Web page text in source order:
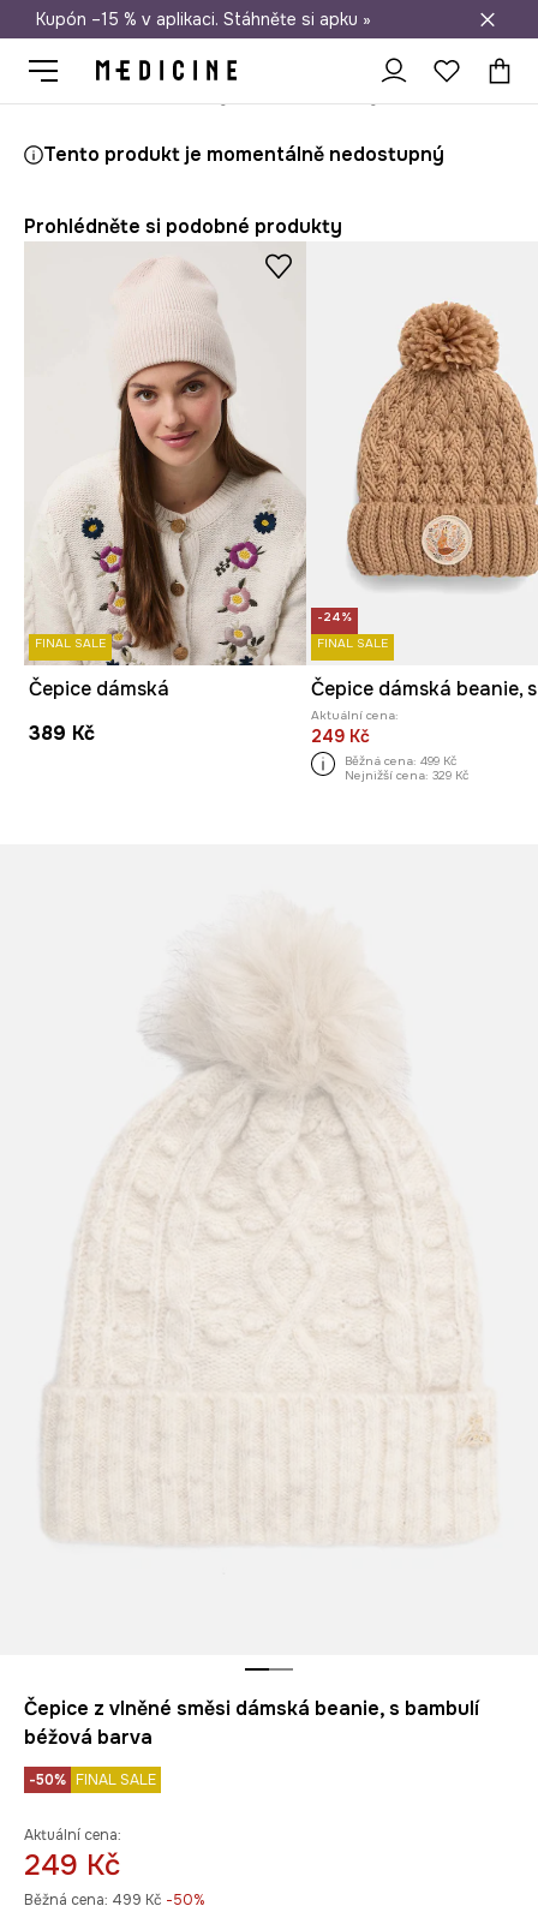
Doprava zdarma při nákupu nad 1 200 Kč
Kupón –15 % v aplikaci. Stáhněte si apku »
Tento produkt je momentálně nedostupný
Prohlédněte si podobné produkty
FINAL SALE
Čepice dámská
389 Kč
-24%
FINAL SALE
Aktuální cena:
249 Kč
Běžná cena: 499 Kč
Nejnižší cena: 329 Kč
Čepice z vlněné směsi dámská beanie, s bambulí
béžová barva
-50% FINAL SALE
Aktuální cena:
249 Kč
Běžná cena: 499 Kč -50%